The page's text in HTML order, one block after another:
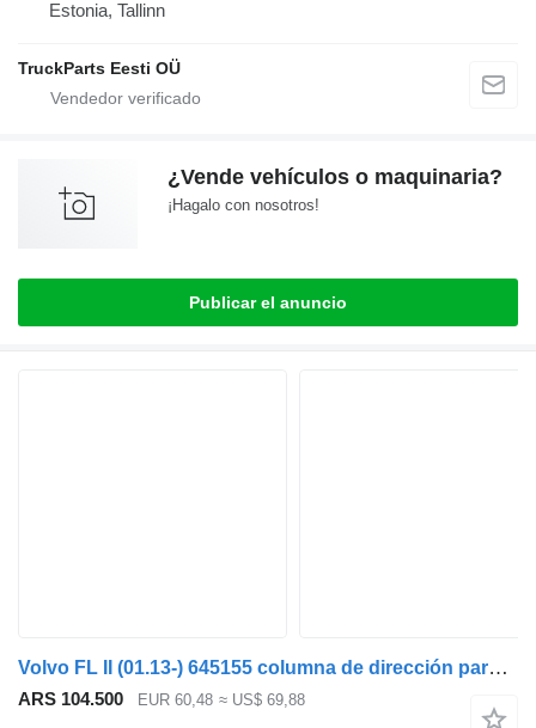
Estonia, Tallinn
TruckParts Eesti OÜ
¿Vende vehículos o maquinaria?
¡Hagalo con nosotros!
Publicar el anuncio
Volvo FL II (01.13-) 645155 columna de dirección para Volvo FL, FE (2013-) cabeza tractora
ARS 104.500 EUR 60,48 ≈ US$ 69,88